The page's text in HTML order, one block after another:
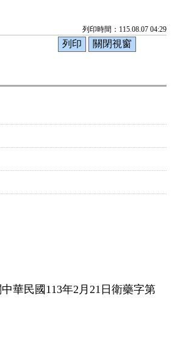
列印時間：115.08.07 04:29
華民國113年2月21日衛藥字第